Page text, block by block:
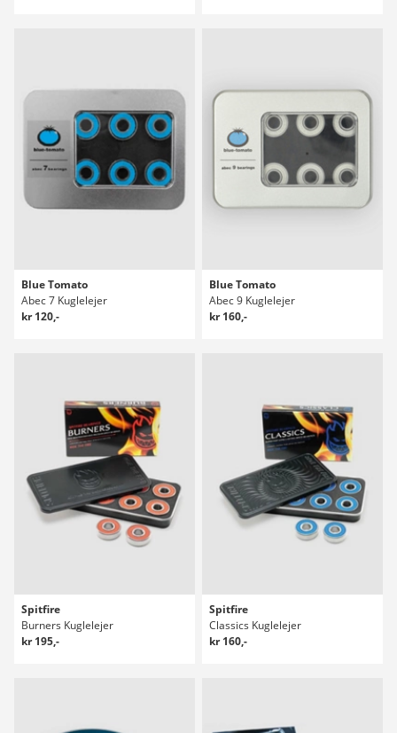
Blue Tomato
Abec 7 Kuglelejer
kr 120,-
Blue Tomato
Abec 9 Kuglelejer
kr 160,-
Spitfire
Burners Kuglelejer
kr 195,-
Spitfire
Classics Kuglelejer
kr 160,-